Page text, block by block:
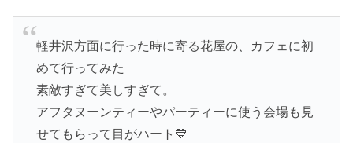
軽井沢方面に行った時に寄る花屋の、カフェに初
めて行ってみた
素敵すぎて美しすぎて。
アフタヌーンティーやパーティーに使う会場も見
せてもらって目がハート💙